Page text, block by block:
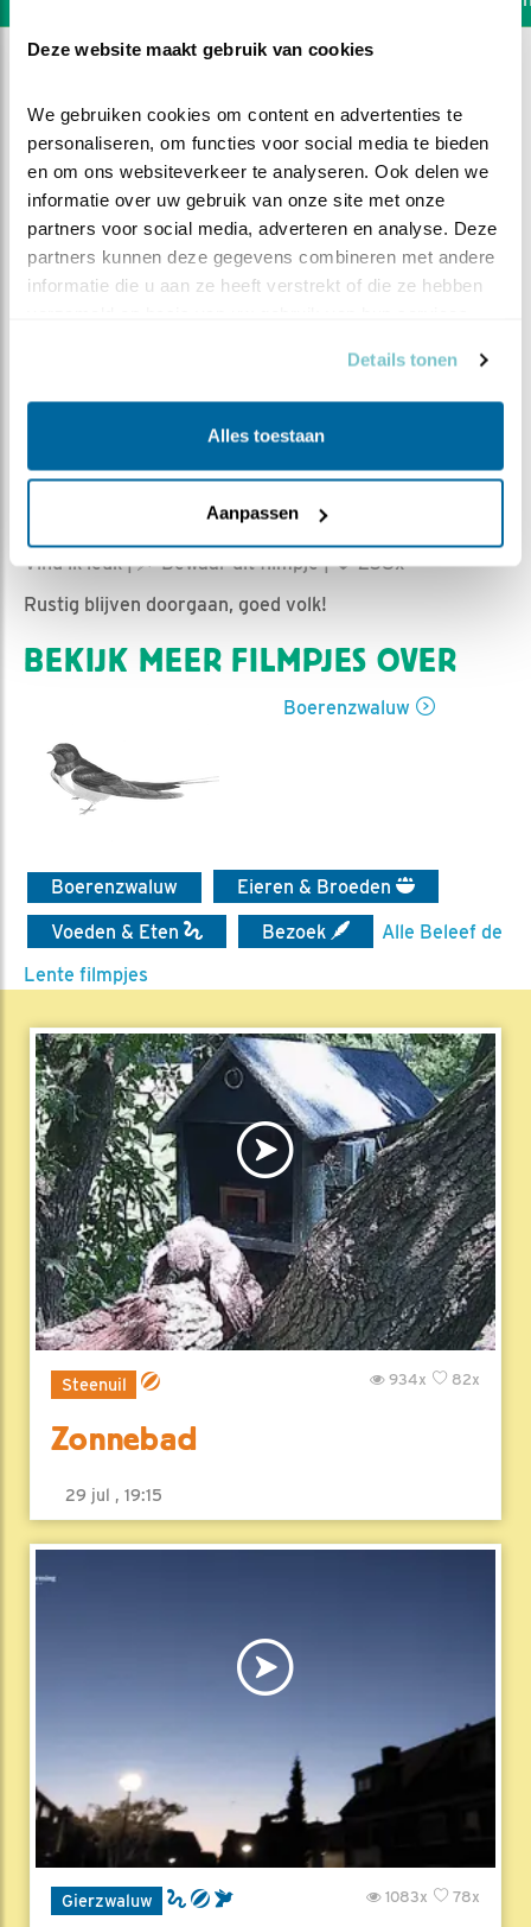
Deze website maakt gebruik van cookies
We gebruiken cookies om content en advertenties te
personaliseren, om functies voor social media te bieden
en om ons websiteverkeer te analyseren. Ook delen we
informatie over uw gebruik van onze site met onze
partners voor social media, adverteren en analyse. Deze
partners kunnen deze gegevens combineren met andere
informatie die u aan ze heeft verstrekt of die ze hebben
Details tonen
Alles toestaan
Aanpassen
DEEL DIT FILMPJE
Ons kent ons
Vind ik leuk| Bewaar dit filmpje|
238x
Rustig blijven doorgaan, goed volk!
BEKIJK MEER FILMPJES OVER
Boerenzwaluw
Boerenzwaluw
Eieren & Broeden
Voeden & Eten
Bezoek
Alle Beleef de
Lente filmpjes
Steenuil 82x
934x
Zonnebad
29 jul , 19:15
Gierzwaluw 78x
1083x